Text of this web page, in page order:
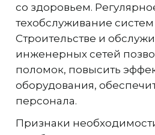
со здоровьем.
техобслуживание
Строительстве и
инженерных сетей
поломок, повысить
оборудования,
персонала.
Признаки